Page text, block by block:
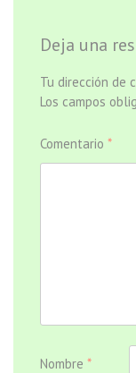
Deja una
Tu dirección de
Los campos
Comentario *
Nombre *